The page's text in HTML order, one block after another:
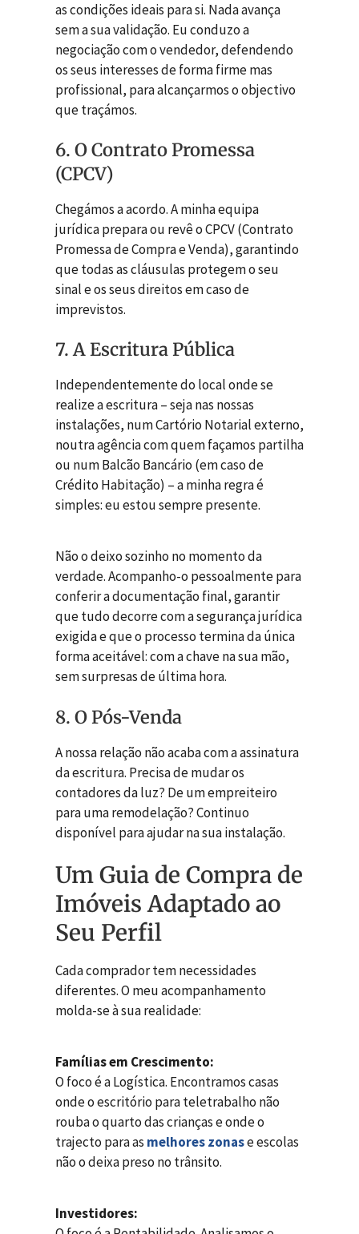
as condições ideais para si. Nada avança
sem a sua validação. Eu conduzo a
negociação com o vendedor, defendendo
os seus interesses de forma firme mas
profissional, para alcançarmos o objectivo
que traçámos.
6. O Contrato Promessa
(CPCV)
Chegámos a acordo. A minha equipa
jurídica prepara ou revê o CPCV (Contrato
Promessa de Compra e Venda), garantindo
que todas as cláusulas protegem o seu
sinal e os seus direitos em caso de
imprevistos.
7. A Escritura Pública
Independentemente do local onde se
realize a escritura – seja nas nossas
instalações, num Cartório Notarial externo,
noutra agência com quem façamos partilha
ou num Balcão Bancário (em caso de
Crédito Habitação) – a minha regra é
simples: eu estou sempre presente.
Não o deixo sozinho no momento da
verdade. Acompanho-o pessoalmente para
conferir a documentação final, garantir
que tudo decorre com a segurança jurídica
exigida e que o processo termina da única
forma aceitável: com a chave na sua mão,
sem surpresas de última hora.
8. O Pós-Venda
A nossa relação não acaba com a assinatura
da escritura. Precisa de mudar os
contadores da luz? De um empreiteiro
para uma remodelação? Continuo
disponível para ajudar na sua instalação.
Um Guia de Compra de
Imóveis Adaptado ao
Seu Perfil
Cada comprador tem necessidades
diferentes. O meu acompanhamento
molda-se à sua realidade:
Famílias em Crescimento:
O foco é a Logística. Encontramos casas
onde o escritório para teletrabalho não
rouba o quarto das crianças e onde o
trajecto para as melhores zonase escolas
não o deixa preso no trânsito.
Investidores: